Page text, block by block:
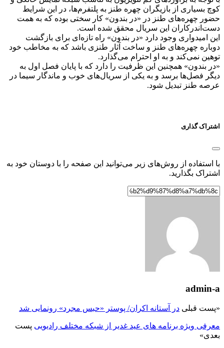
کوچ بسیاری از بازیگران چهره طنز به پلتفرم‌ها، در این شرایط
حضور چهره‌های طنز در «در بندون» کار سختی بوده که به همت
دست‌اندرکاران این سریال محقق شده است.
این امیدواری وجود دارد «در بندون» راه تازه‌ای برای بازگشت
دوباره چهره‌های طنز و ساخت آثار طنزی باشد که به مخاطب خود
توهین نمی‌کند و به او احترام می‌گذارد.
«در بندون» همچنین این ظرفیت را دارد که با پایان فصل اول به
دیگر فصل‌ها برسد و به یکی از سریال‌های خوب و ماندگار سیما در
عرصه طنز تبدیل شود.
اشتراک گذاری
با استفاده از روش‌های زیر می‌توانید این صفحه را با دوستان خود به
اشتراک بگذارید.
admin-a
«پست قبلی در آستانه اکران/ پوستر «حبس مجرد» رونمایی شد
معرفی ویژه برنامه های عید غدیر از شبکه مختلف رادیویی پست
بعدی»